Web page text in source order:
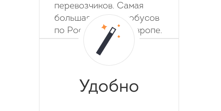
перевозчиков. Самая
большая база автобусов
по России, СНГ и Европе.
Удобно